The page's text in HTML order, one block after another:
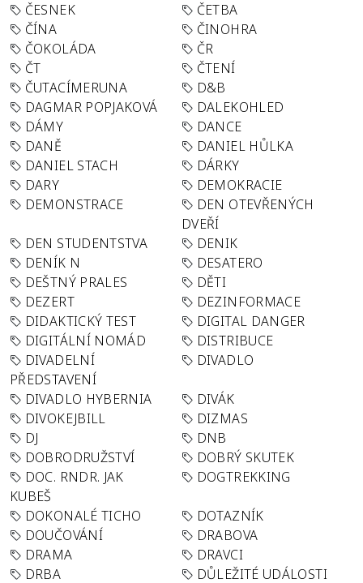
ČESNEK
ČETBA
ČÍNA
ČINOHRA
ČOKOLÁDA
ČR
ČT
ČTENÍ
ČUTACÍMERUNA
D&B
DAGMAR POPJAKOVÁ
DALEKOHLED
DÁMY
DANCE
DANĚ
DANIEL HŮLKA
DANIEL STACH
DÁRKY
DARY
DEMOKRACIE
DEMONSTRACE
DEN OTEVŘENÝCH
DVEŘÍ
DEN STUDENTSTVA
DENIK
DENÍK N
DESATERO
DEŠTNÝ PRALES
DĚTI
DEZERT
DEZINFORMACE
DIDAKTICKÝ TEST
DIGITAL DANGER
DIGITÁLNÍ NOMÁD
DISTRIBUCE
DIVADELNÍ
PŘEDSTAVENÍ
DIVADLO
DIVADLO HYBERNIA
DIVÁK
DIVOKEJBILL
DIZMAS
DJ
DNB
DOBRODRUŽSTVÍ
DOBRÝ SKUTEK
DOC. RNDR. JAK
KUBEŠ
DOGTREKKING
DOKONALÉ TICHO
DOTAZNÍK
DOUČOVÁNÍ
DRABOVA
DRAMA
DRAVCI
DRBA
DŮLEŽITÉ UDÁLOSTI